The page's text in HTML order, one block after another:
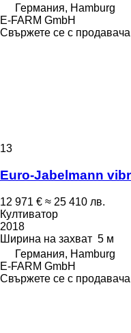
Германия, Hamburg
E-FARM GmbH
Свържете се с продавача
13
Euro-Jabelmann
12 971 € ≈ 25 410 лв.
Култиватор
2018
Ширина на захват 5 м
Германия, Hamburg
E-FARM GmbH
Свържете се с продавача